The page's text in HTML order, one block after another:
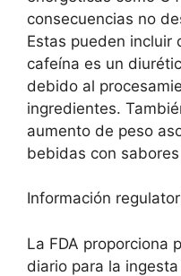
consecuencias no
Estas pueden incluir
cafeína es un
debido al
ingredientes.
aumento de peso
bebidas con
Información
La FDA proporciona
diario para la